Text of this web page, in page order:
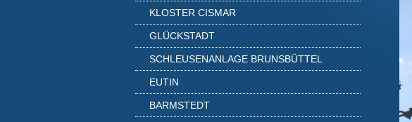
KLOSTER CISMAR
GLÜCKSTADT
SCHLEUSENANLAGE BRUNSBÜTTEL
EUTIN
BARMSTEDT